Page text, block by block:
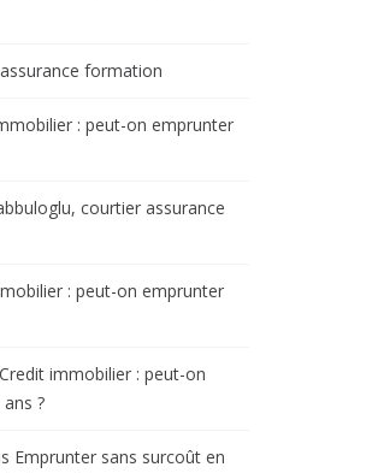
formation
: peut-on emprunter
courtier assurance
: peut-on emprunter
Credit immobilier : peut-on
?
Emprunter sans surcoût en